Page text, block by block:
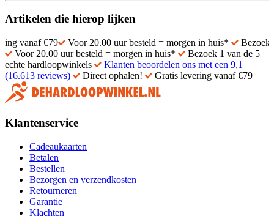
Artikelen die hierop lijken
€79 Voor 20.00 uur besteld = morgen in huis*
Bezoek 1 van de
Voor 20.00 uur besteld = morgen in huis*
Bezoek 1 van de 5
echte hardloopwinkels
Klanten beoordelen ons met een 9,1
(16.613 reviews)
Direct ophalen! Gratis levering vanaf €79
Klantenservice
Cadeaukaarten
Betalen
Bestellen
Bezorgen en verzendkosten
Retourneren
Garantie
Klachten